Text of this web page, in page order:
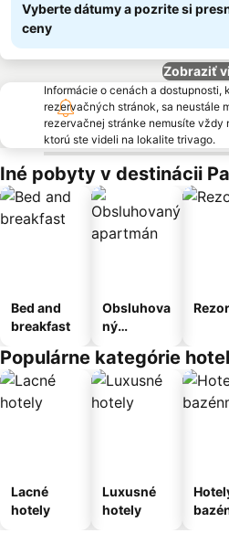
Vyberte dátumy a pozrite si
ceny
Zobraziť
Informácie o cenách a dostupnosti,
rezervačných stránok, sa neustále
rezervačnej stránke nemusíte vždy
ktorú ste videli na lokalite trivago.
Iné pobyty v destinácii
Bed and
breakfast
Obsluhova
ný
Populárne kategórie
Lacné
hotely
Luxusné
hotely